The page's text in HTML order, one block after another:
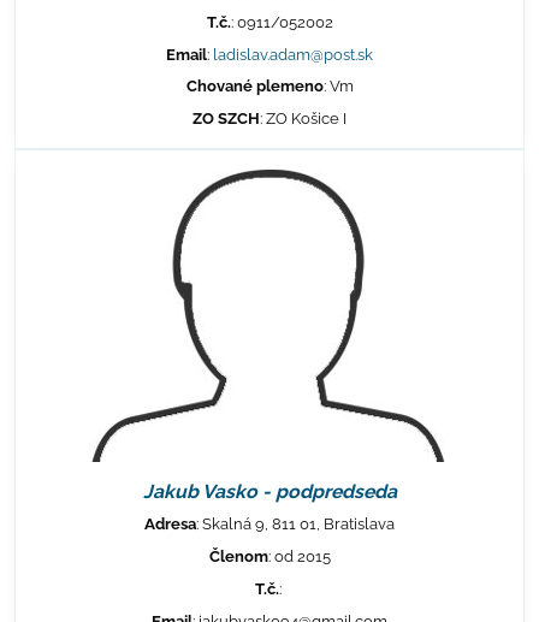
T.č.: 0911/052002
Email: ladislav.adam@post.sk
Chované plemeno: Vm
ZO SZCH: ZO Košice I
Jakub Vasko - podpredseda
Adresa: Skalná 9, 811 01, Bratislava
Členom: od 2015
T.č.: